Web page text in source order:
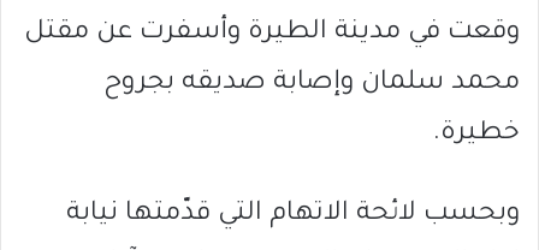
وقعت في مدينة الطيرة وأسفرت عن مقتل
محمد سلمان وإصابة صديقه بجروح
خطيرة.
وبحسب لائحة الاتهام التي قدّمتها نيابة